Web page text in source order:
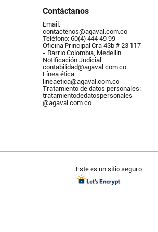
Contáctanos
Email:
contactenos@agaval.com.co
Teléfono: 60(4) 444 49 99
Oficina Principal Cra 43b # 23 117
- Barrio Colombia, Medellín
Notificación Judicial:
contabilidad@agaval.com.co
Línea ética:
lineaetica@agaval.com.co
Tratamiento de datos personales:
tratamientodedatospersonales
@agaval.com.co
Este es un sitio seguro